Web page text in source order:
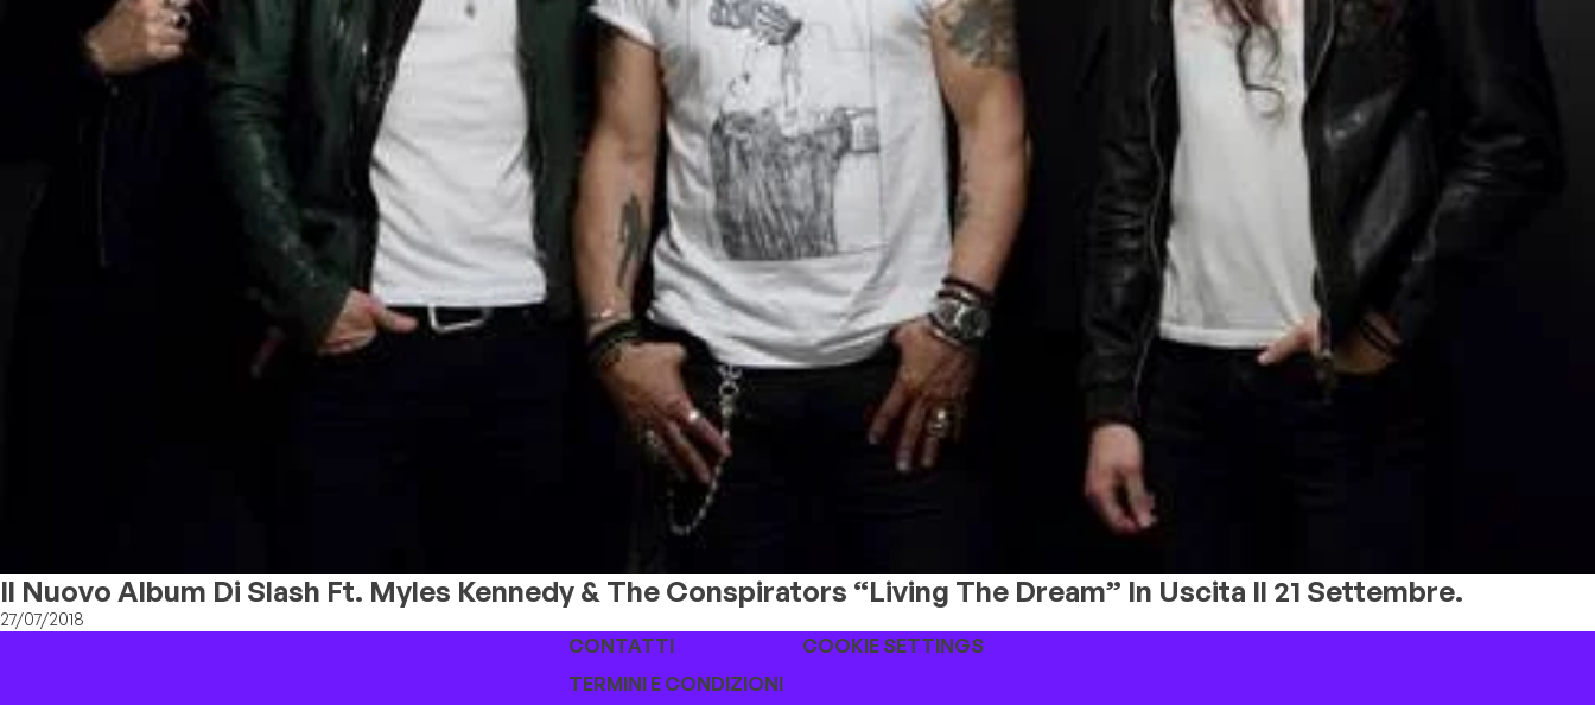
Il Nuovo Album Di Slash Ft. Myles Kennedy & The Conspirators “Living The Dream” In Uscita Il 21 Settembre.
27/07/2018
CONTATTI
COOKIE SETTINGS
TERMINI E CONDIZIONI